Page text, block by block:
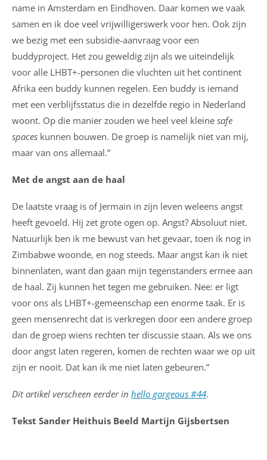
name in Amsterdam en Eindhoven. Daar komen we vaak
samen en ik doe veel vrijwilligerswerk voor hen. Ook zijn
we bezig met een subsidie-aanvraag voor een
buddyproject. Het zou geweldig zijn als we uiteindelijk
voor alle LHBT+-personen die vluchten uit het continent
Afrika een buddy kunnen regelen. Een buddy is iemand
met een verblijfsstatus die in dezelfde regio in Nederland
woont. Op die manier zouden we heel veel kleine safe
spaces kunnen bouwen. De groep is namelijk niet van mij,
maar van ons allemaal.”
Met de angst aan de haal
De laatste vraag is of Jermain in zijn leven weleens angst
heeft gevoeld. Hij zet grote ogen op. Angst? Absoluut niet.
Natuurlijk ben ik me bewust van het gevaar, toen ik nog in
Zimbabwe woonde, en nog steeds. Maar angst kan ik niet
binnenlaten, want dan gaan mijn tegenstanders ermee aan
de haal. Zij kunnen het tegen me gebruiken. Nee: er ligt
voor ons als LHBT+-gemeenschap een enorme taak. Er is
geen mensenrecht dat is verkregen door een andere groep
dan de groep wiens rechten ter discussie staan. Als we ons
door angst laten regeren, komen de rechten waar we op uit
zijn er nooit. Dat kan ik me niet laten gebeuren.”
Dit artikel verscheen eerder in hello gorgeous #44.
Tekst Sander Heithuis Beeld Martijn Gijsbertsen